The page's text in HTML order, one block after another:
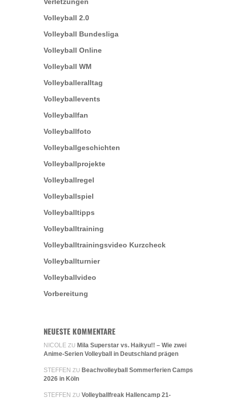
Volleyball 2.0
Volleyball Bundesliga
Volleyball Online
Volleyball WM
Volleyballeralltag
Volleyballevents
Volleyballfan
Volleyballfoto
Volleyballgeschichten
Volleyballprojekte
Volleyballregel
Volleyballspiel
Volleyballtipps
Volleyballtraining
Volleyballtrainingsvideo Kurzcheck
Volleyballturnier
Volleyballvideo
Vorbereitung
NEUESTE KOMMENTARE
NICOLE ZU Mila Superstar vs. Haikyu!! – Wie zwei
Anime-Serien Volleyball in Deutschland prägen
STEFFEN ZU Beachvolleyball Sommerferien Camps
2026 in Köln
STEFFEN ZU Volleyballfreak Hallencamp 21-